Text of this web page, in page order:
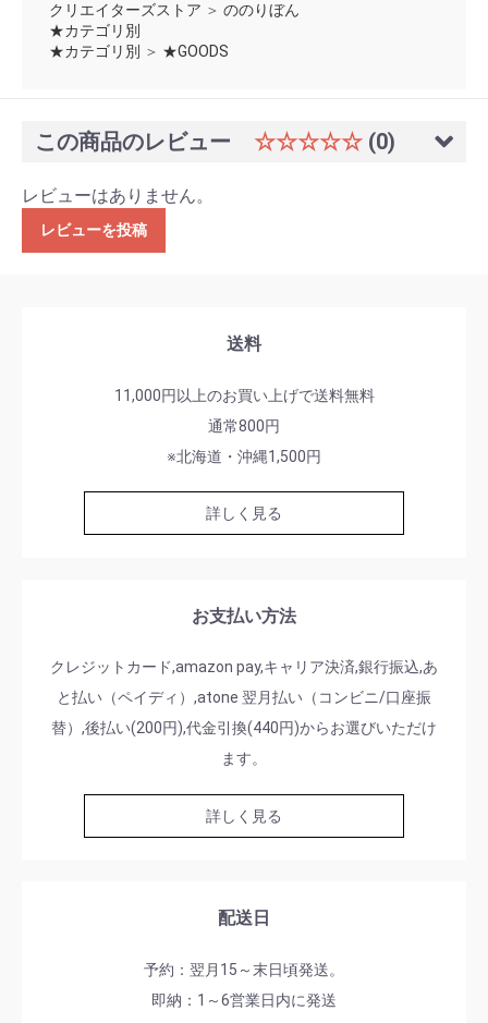
クリエイターズストア ＞ ののりぼん
★カテゴリ別
★カテゴリ別 ＞ ★GOODS
この商品のレビュー ☆☆☆☆☆ (0)
レビューはありません。
レビューを投稿
送料
11,000円以上のお買い上げで送料無料
通常800円
※北海道・沖縄1,500円
詳しく見る
お支払い方法
クレジットカード,amazon pay,キャリア決済,銀行振込,あ
と払い（ペイディ）,atone 翌月払い（コンビニ/口座振
替）,後払い(200円),代金引換(440円)からお選びいただけ
ます。
詳しく見る
配送日
予約：翌月15～末日頃発送。
即納：1～6営業日内に発送